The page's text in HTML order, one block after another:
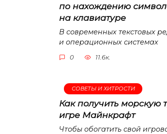
по нахождению
на клавиатуре
В современных текстовых
и операционных системах
0 11.6к.
СОВЕТЫ И ХИТРОСТИ
Как получить морскую
игре Майнкрафт
Чтобы обогатить свой